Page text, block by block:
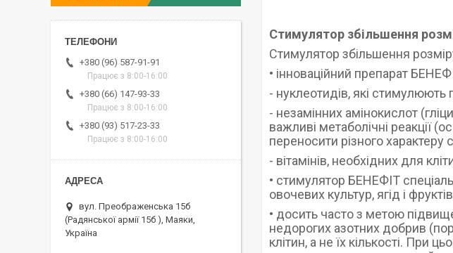
Стимулятор збільшення
Стимулятор збільшення
• інноваційний препарат
- нуклеотидів, які стимулюють
- незамінних амінокислот
важливі метаболічні реакції
переносити різного характеру
- вітамінів, необхідних для
• стимулятор БЕНЕФІТ
овочевих культур, ягід і фруктів
• досить часто з метою
недорогих азотних добрив
клітин, а не їх кількості. При
+380 (96) 587-91-91
Працює з 8:00-16:00
+380 (66) 147-93-33
Працює з 8:00-16:00
+380 (93) 517-23-33
Працює з 8:00-16:00
вул. Преображенська 15б
(Радянської армії 15б ), Маяки,
Україна